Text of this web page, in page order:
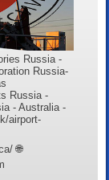
Russia -
Russia-
Russia -
- Australia -
airport-
🌐